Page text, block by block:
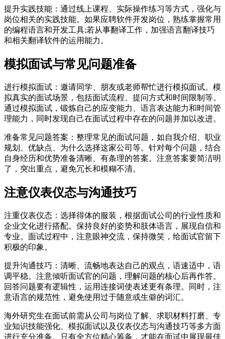
提升实践技能：通过线上课程、实际操作练习等方式，强化与
岗位相关的实践技能。如果应聘软件开发岗位，熟练掌握常用
的编程语言和开发工具;若从事翻译工作，加强语言翻译技巧
和相关翻译软件的运用能力。
模拟面试与常见问题准备
进行模拟面试：邀请同学、朋友或老师帮忙进行模拟面试。模
拟真实的面试场景，包括面试流程、提问方式和时间限制等。
通过模拟面试，锻炼自己的应变能力、语言表达能力和时间管
理能力，同时发现自己在面试过程中存在的问题并加以改进。
准备常见问题答案：整理常见的面试问题，如自我介绍、职业
规划、优缺点、为什么选择这家公司等。针对每个问题，结合
自身经历和优势准备清晰、有条理的答案。注意答案要简洁明
了，突出重点，避免冗长和模糊不清。
注意仪表仪态与沟通技巧
注重仪表仪态：选择得体的服装，根据面试公司的行业性质和
企业文化进行搭配。保持良好的姿势和肢体语言，展现自信和
专业。面试过程中，注意眼神交流，保持微笑，给面试官留下
积极的印象。
提升沟通技巧：清晰、流畅地表达自己的观点，语速适中，语
调平稳。注意倾听面试官的问题，理解问题的核心后再作答。
回答问题要有逻辑性，运用连接词使表述更有条理。同时，注
意语言的规范性，避免使用过于随意或生僻的词汇。
海外研究生在面试前需从公司与岗位了解、求职材料打磨、专
业知识技能强化、模拟面试以及仪表仪态与沟通技巧等多方面
进行充分准备。只有全方位精心筹备，才能在面试中展现最佳